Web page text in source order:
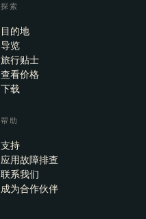
探索
目的地
导览
旅行贴士
查看价格
下载
帮助
支持
应用故障排查
联系我们
成为合作伙伴